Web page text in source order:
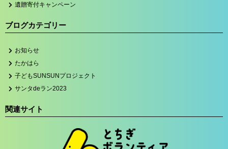
遺贈寄付キャンペーン
ブログカテゴリー
お知らせ
たかはら
子どもSUNSUNプロジェクト
サンタdeラン2023
関連サイト